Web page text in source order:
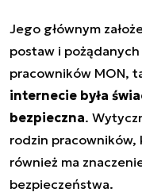
Jego głównym
postaw i pożądanych
pracowników MON,
internecie była
bezpieczna.
rodzin
również ma
bezpieczeństwa.